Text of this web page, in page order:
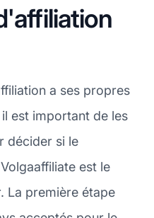
a ses propres
est important de les
décider si le
est le
La première étape